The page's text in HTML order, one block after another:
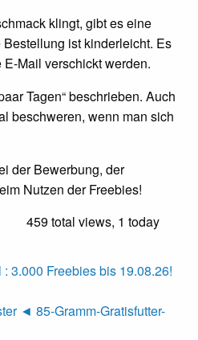
klingt, gibt es eine
ist kinderleicht. Es
Mail verschickt werden.
Tagen“ beschrieben. Auch
beschweren, wenn man sich
der Bewerbung, der
Nutzen der Freebies!
459 total views, 1 today
3.000 Freebies bis 19.08.26!
◄ 85-Gramm-Gratisfutter-